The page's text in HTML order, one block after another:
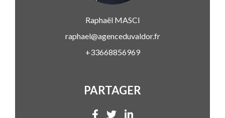
RaphaëlMASCI
raphael@agenceduvaldor.fr
+33668856969
PARTAGER